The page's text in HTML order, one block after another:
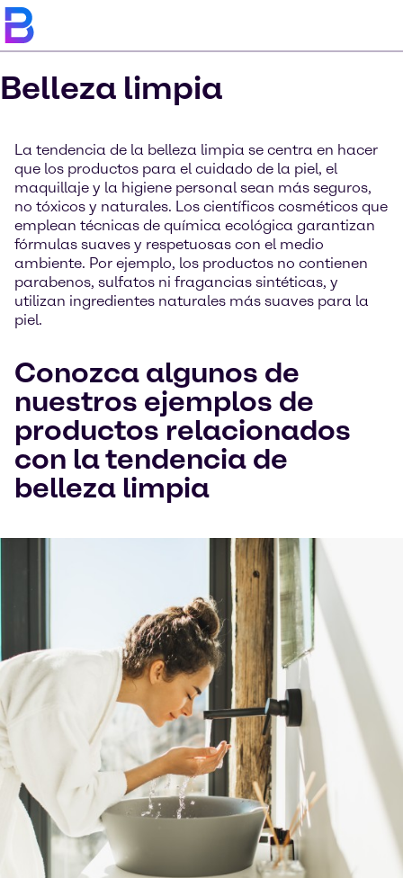
Belleza limpia
La tendencia de la belleza limpia se centra en hacer
que los productos para el cuidado de la piel, el
maquillaje y la higiene personal sean más seguros,
no tóxicos y naturales. Los científicos cosméticos que
emplean técnicas de química ecológica garantizan
fórmulas suaves y respetuosas con el medio
ambiente. Por ejemplo, los productos no contienen
parabenos, sulfatos ni fragancias sintéticas, y
utilizan ingredientes naturales más suaves para la
piel.
Conozca algunos de
nuestros ejemplos de
productos relacionados
con la tendencia de
belleza limpia